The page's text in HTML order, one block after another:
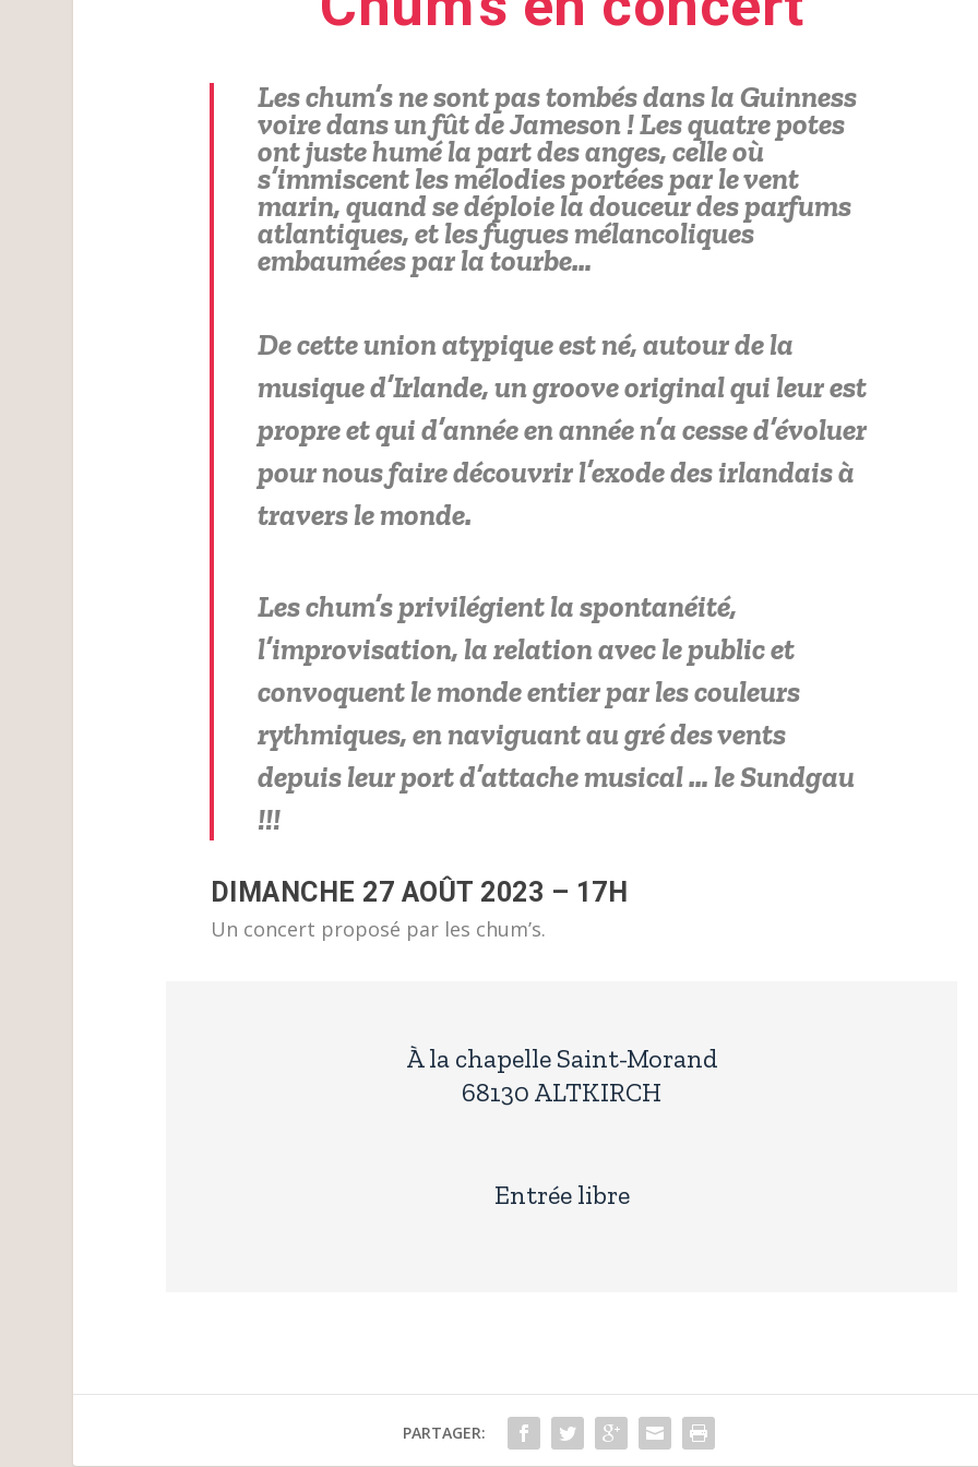
Les chum’s ne sont pas tombés dans la Guinness
voire dans un fût de Jameson !Les quatre potes
ont juste humé la part des anges, celle où
s’immiscent les mélodies portées par le vent
marin, quand se déploie la douceur des parfums
atlantiques, et les fugues mélancoliques
embaumées par la tourbe…
De cette union atypique est né, autour de la
musique d’Irlande, un groove original qui leur est
propre et qui d’année en année n’a cesse d’évoluer
pour nous faire découvrir l’exode des irlandais à
travers le monde.
Les chum’s privilégient la spontanéité,
l’improvisation, la relation avec le public et
convoquent le monde entier par les couleurs
rythmiques, en naviguant au gré des vents
depuis leur port d’attache musical … le Sundgau
!!!
DIMANCHE 27 AOÛT 2023 – 17H
Un concert proposé par les chum’s.
À la chapelle Saint-Morand
68130 ALTKIRCH
Entrée libre
PARTAGER: